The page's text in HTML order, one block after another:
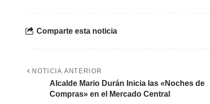
Comparte esta noticia
NOTICIA ANTERIOR
Alcalde Mario Durán Inicia las «Noches de
Compras» en el Mercado Central